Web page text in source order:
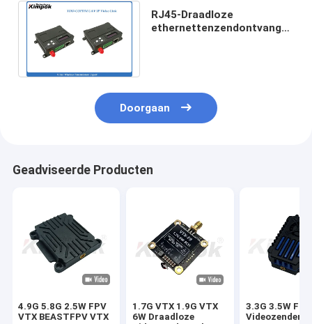
RJ45-Draadloze
ethernettenzendontvanger,
Doorgaan
Geadviseerde Producten
4.9G 5.8G 2.5W FPV
VTX BEASTFPV VTX
1.7G VTX 1.9G VTX
6W Draadloze
3.3G 3.5W
Videozender